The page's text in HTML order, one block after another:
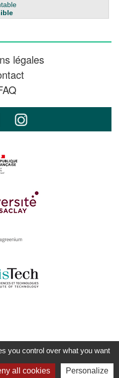
légales
you control over what you want
all cookies Personalize